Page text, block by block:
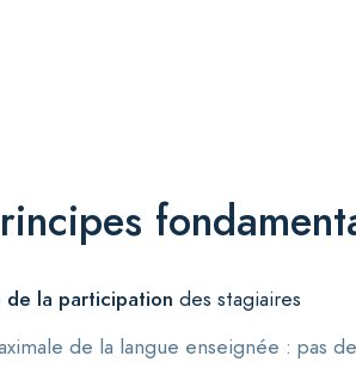
de la participation des stagiaires
de la langue enseignée : pas